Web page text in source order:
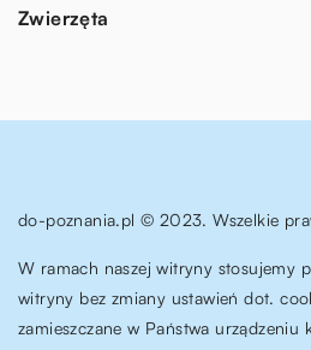
Zwierzęta
do-poznania.pl © 2023. Wszelkie
W ramach naszej witryny stosujemy
witryny bez zmiany ustawień dot.
zamieszczane w Państwa urządzeniu